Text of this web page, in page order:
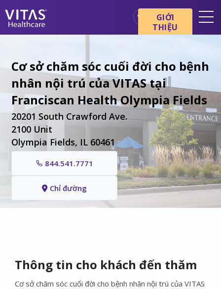
Cơ bản về chăm sóc cuối đời
Dịch vụ
Chuyên gia chăm sóc sức
Gia đình và người chăm sóc
GIỚI
THIỆU
Cơ sở chăm sóc cuối đời cho bệnh
nhân nội trú của VITAS tại
Franciscan Health Olympia Fields
20201 South Crawford Ave.
2100 Unit
Olympia Fields, IL 60461
844.541.7771
Chỉ đường
Thông tin cho khách đến thăm
Cơ sở chăm sóc cuối đời cho bệnh nhân nội trú của VITAS